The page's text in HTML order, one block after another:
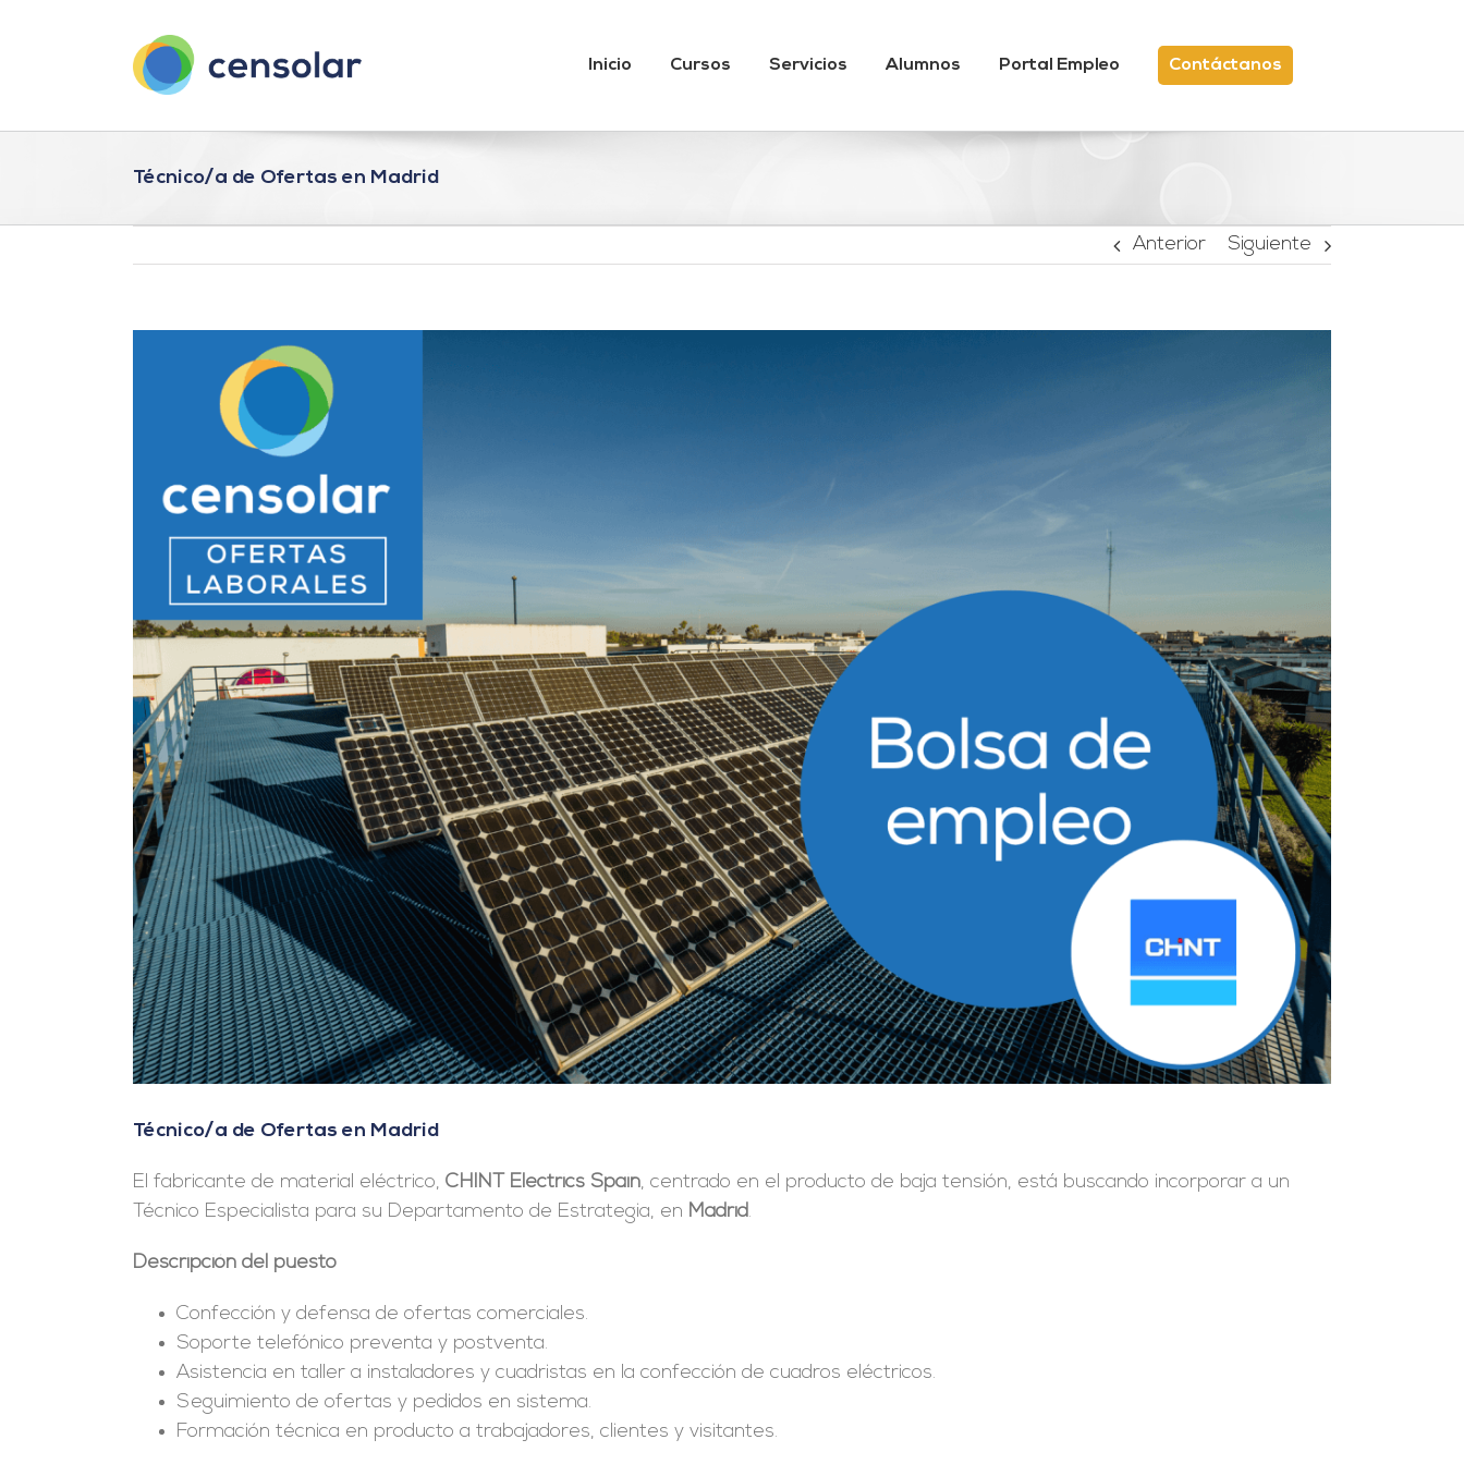
Inicio Cursos Servicios Alumnos Portal Empleo Contáctanos
Técnico/a de Ofertas en Madrid
Anterior Siguiente
Técnico/a de Ofertas en Madrid
El fabricante de material eléctrico, CHINT Electrics Spain, centrado en el producto de baja tensión, está buscando incorporar a un
Técnico Especialista para su Departamento de Estrategia, en Madrid.
Descripción del puesto
Confección y defensa de ofertas comerciales.
Soporte telefónico preventa y postventa.
Asistencia en taller a instaladores y cuadristas en la confección de cuadros eléctricos.
Seguimiento de ofertas y pedidos en sistema.
Formación técnica en producto a trabajadores, clientes y visitantes.